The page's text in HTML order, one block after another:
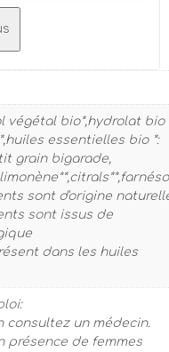
végétal bio*,hydrolat bio
essentielles bio *:
grain bigarade,
sont d'origine
sont issus de
dans les huiles
consultez un médecin.
présence de femmes